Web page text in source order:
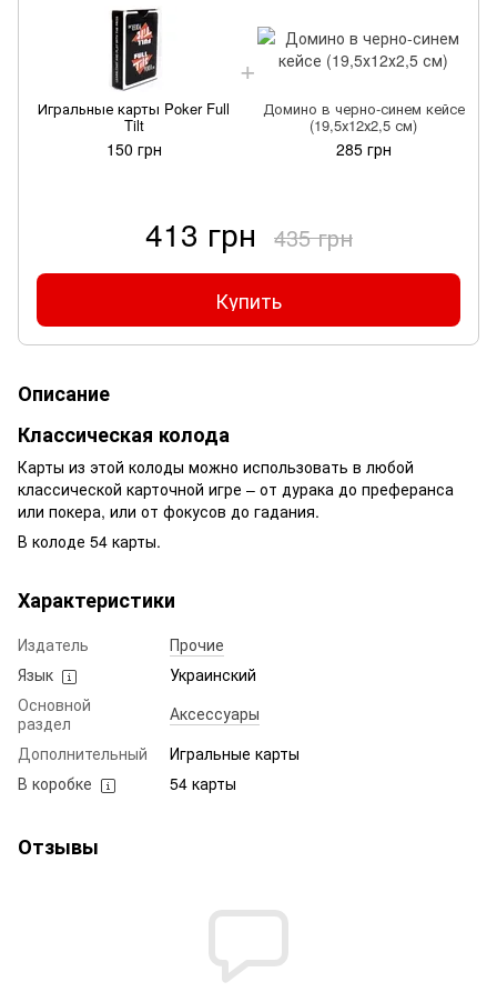
Игральные карты Poker Full
Tilt
150 грн
Домино в черно-синем кейсе
(19,5х12х2,5 см)
285 грн
413 грн 435 грн
Купить
Описание
Классическая колода
Карты из этой колоды можно использовать в любой
классической карточной игре – от дурака до преферанса
или покера, или от фокусов до гадания.
В колоде 54 карты.
Характеристики
Издатель
Прочие
Язык
Украинский
Основной
раздел
Аксессуары
Дополнительный
Игральные карты
В коробке
54 карты
Отзывы